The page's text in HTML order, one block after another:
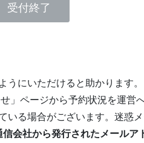
受付終了
にいただけると助かります。
ページから予約状況を運営
る場合がございます。迷惑
から発行されたメールア